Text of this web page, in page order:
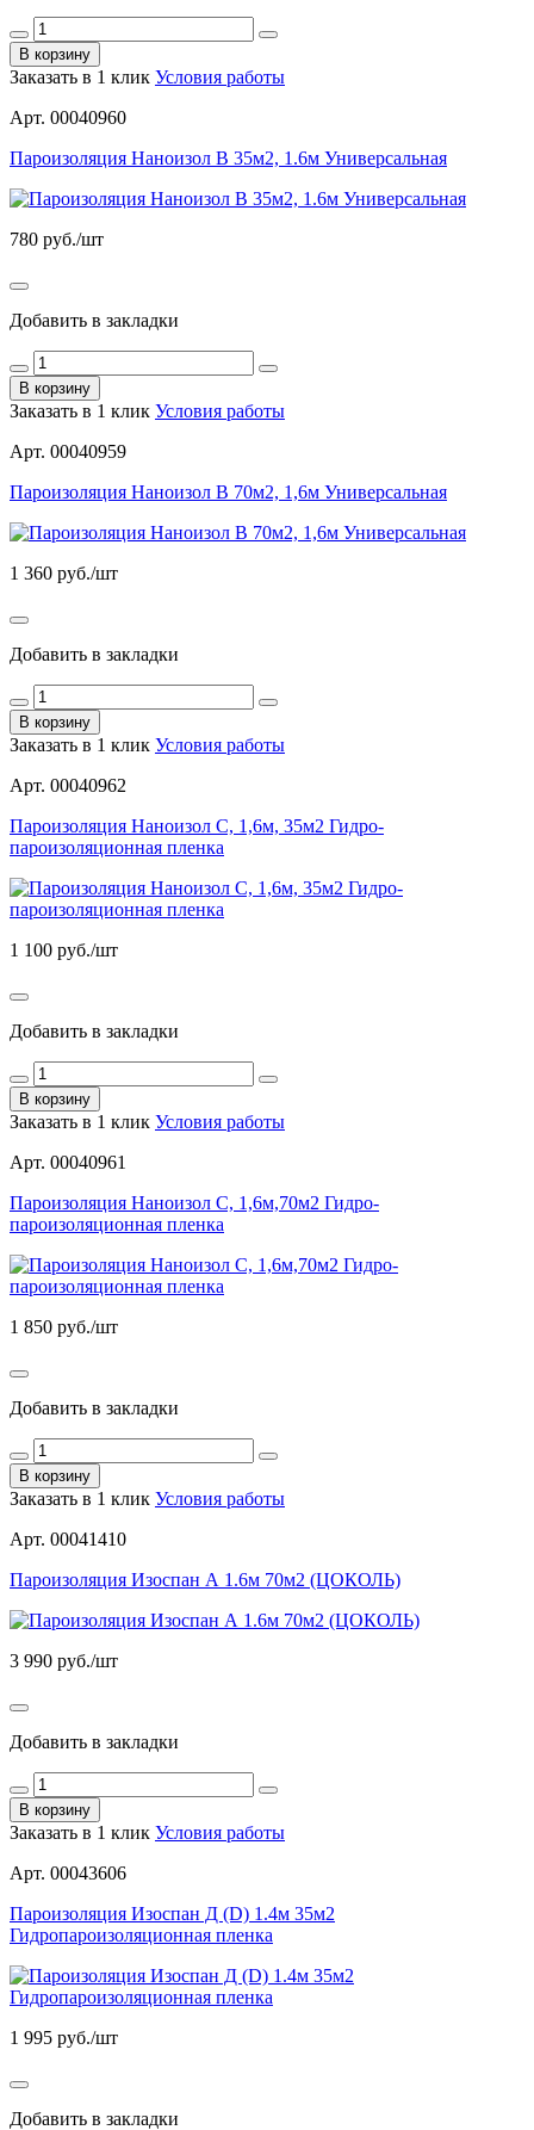
В корзину
Заказать в 1 клик Условия работы
Арт. 00040960
Пароизоляция Наноизол В 35м2, 1.6м Универсальная
780 руб./шт
Добавить в закладки
В корзину
Заказать в 1 клик Условия работы
Арт. 00040959
Пароизоляция Наноизол В 70м2, 1,6м Универсальная
1 360 руб./шт
Добавить в закладки
В корзину
Заказать в 1 клик Условия работы
Арт. 00040962
Пароизоляция Наноизол С, 1,6м, 35м2 Гидро-
пароизоляционная пленка
1 100 руб./шт
Добавить в закладки
В корзину
Заказать в 1 клик Условия работы
Арт. 00040961
Пароизоляция Наноизол С, 1,6м,70м2 Гидро-
пароизоляционная пленка
1 850 руб./шт
Добавить в закладки
В корзину
Заказать в 1 клик Условия работы
Арт. 00041410
Пароизоляция Изоспан А 1.6м 70м2 (ЦОКОЛЬ)
3 990 руб./шт
Добавить в закладки
В корзину
Заказать в 1 клик Условия работы
Арт. 00043606
Пароизоляция Изоспан Д (D) 1.4м 35м2
Гидропароизоляционная пленка
1 995 руб./шт
Добавить в закладки